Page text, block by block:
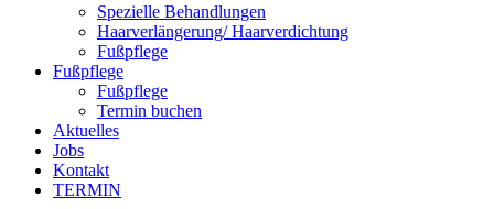
Spezielle Behandlungen
Haarverlängerung/ Haarverdichtung
Fußpflege
Fußpflege
Fußpflege
Termin buchen
Aktuelles
Jobs
Kontakt
TERMIN